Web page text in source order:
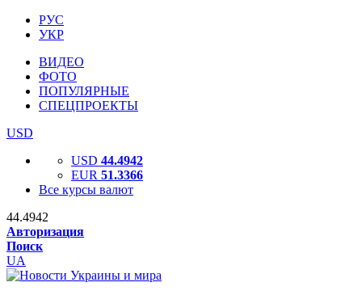
РУС
УКР
ВИДЕО
ФОТО
ПОПУЛЯРНЫЕ
СПЕЦПРОЕКТЫ
USD
USD 44.4942
EUR 51.3366
Все курсы валют
44.4942
Авторизация
Поиск
UA